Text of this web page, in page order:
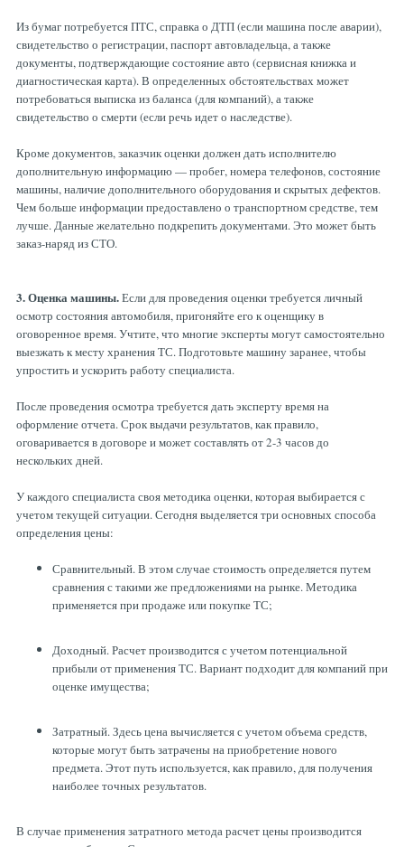
Из бумаг потребуется ПТС, справка о ДТП (если машина после аварии),
свидетельство о регистрации, паспорт автовладельца, а также
документы, подтверждающие состояние авто (сервисная книжка и
диагностическая карта). В определенных обстоятельствах может
потребоваться выписка из баланса (для компаний), а также
свидетельство о смерти (если речь идет о наследстве).
Кроме документов, заказчик оценки должен дать исполнителю
дополнительную информацию — пробег, номера телефонов, состояние
машины, наличие дополнительного оборудования и скрытых дефектов.
Чем больше информации предоставлено о транспортном средстве, тем
лучше. Данные желательно подкрепить документами. Это может быть
заказ-наряд из СТО.
3. Оценка машины.Если для проведения оценки требуется личный
осмотр состояния автомобиля, пригоняйте его к оценщику в
оговоренное время. Учтите, что многие эксперты могут самостоятельно
выезжать к месту хранения ТС. Подготовьте машину заранее, чтобы
упростить и ускорить работу специалиста.
После проведения осмотра требуется дать эксперту время на
оформление отчета. Срок выдачи результатов, как правило,
оговаривается в договоре и может составлять от 2-3 часов до
нескольких дней.
У каждого специалиста своя методика оценки, которая выбирается с
учетом текущей ситуации. Сегодня выделяется три основных способа
определения цены:
Сравнительный. В этом случае стоимость определяется путем
сравнения с такими же предложениями на рынке. Методика
применяется при продаже или покупке ТС;
Доходный. Расчет производится с учетом потенциальной
прибыли от применения ТС. Вариант подходит для компаний при
оценке имущества;
Затратный. Здесь цена вычисляется с учетом объема средств,
которые могут быть затрачены на приобретение нового
предмета. Этот путь используется, как правило, для получения
наиболее точных результатов.
В случае применения затратного метода расчет цены производится